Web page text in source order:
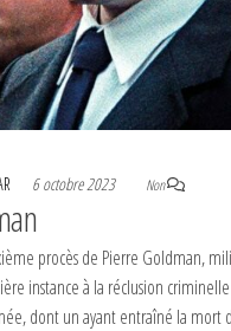
6 octobre 2023 Non
procès de Pierre Goldman,
instance à la réclusion
dont un ayant entraîné la mort